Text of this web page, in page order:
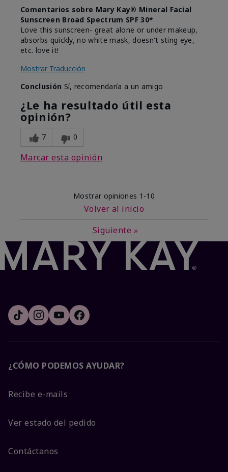
Comentarios sobre Mary Kay® Mineral Facial
Sunscreen Broad Spectrum SPF 30*
Love this sunscreen- great alone or under makeup,
absorbs quickly, no white mask, doesn't sting eye,
etc. love it!
Mostrar Traducción
Conclusión Sí, recomendaría a un amigo
¿Le ha resultado útil esta
opinión?
7 0
Marcar esta opinión
Mostrar opiniones 1-10
Volver al inicio
Siguiente »
¿CÓMO PODEMOS AYUDAR?
Recibe e-mails
Ver estado del pedido
Contáctanos